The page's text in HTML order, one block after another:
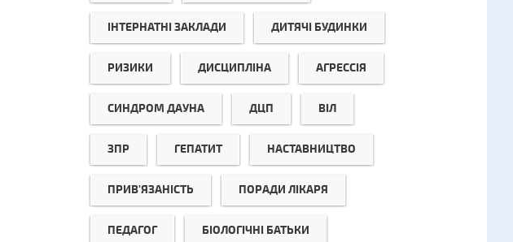
ІНТЕРНАТНІ ЗАКЛАДИ ДИТЯЧІ БУДИНКИ
РИЗИКИ ДИСЦИПЛІНА АГРЕССІЯ
СИНДРОМ ДАУНА ДЦП ВІЛ
ЗПР ГЕПАТИТ НАСТАВНИЦТВО
ПРИВ'ЯЗАНІСТЬ ПОРАДИ ЛІКАРЯ
ПЕДАГОГ БІОЛОГІЧНІ БАТЬКИ